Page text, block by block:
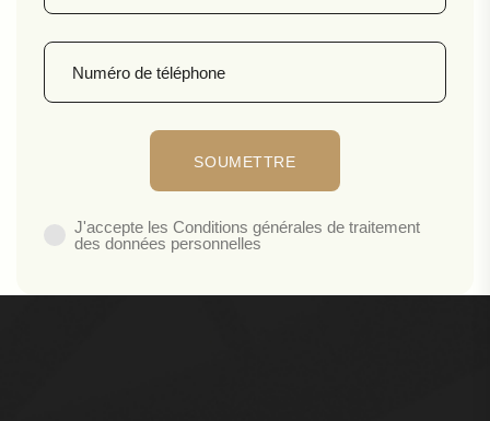
J'accepte les Conditions générales de traitement
des données personnelles